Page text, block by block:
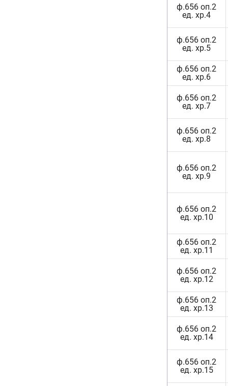
ф.656 оп.2
ед. хр.4
ф.656 оп.2
ед. хр.5
ф.656 оп.2
ед. хр.6
ф.656 оп.2
ед. хр.7
ф.656 оп.2
ед. хр.8
ф.656 оп.2
ед. хр.9
ф.656 оп.2
ед. хр.10
ф.656 оп.2
ед. хр.11
ф.656 оп.2
ед. хр.12
ф.656 оп.2
ед. хр.13
ф.656 оп.2
ед. хр.14
ф.656 оп.2
ед. хр.15